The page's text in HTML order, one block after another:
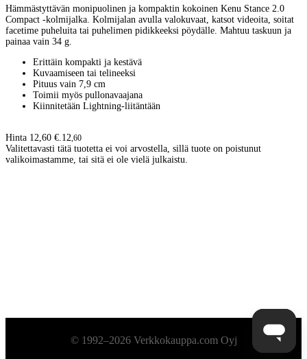
Hämmästyttävän monipuolinen ja kompaktin kokoinen Kenu Stance 2.0
Compact -kolmijalka. Kolmijalan avulla valokuvaat, katsot videoita, soitat
facetime puheluita tai puhelimen pidikkeeksi pöydälle. Mahtuu taskuun ja
painaa vain 34 g.
Erittäin kompakti ja kestävä
Kuvaamiseen tai telineeksi
Pituus vain 7,9 cm
Toimii myös pullonavaajana
Kiinnitetään Lightning-liitäntään
Hinta 12,60 €. 12,60
Valitettavasti tätä tuotetta ei voi arvostella, sillä tuote on poistunut
valikoimastamme, tai sitä ei ole vielä julkaistu.
Alatunniste© 1992–2026 Verkkokauppa.com Oyj